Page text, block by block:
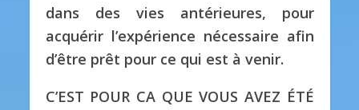
dans des vies antérieures, pour
acquérir l’expérience nécessaire afin
d’être prêt pour ce qui est à venir.
C’EST POUR CA QUE VOUS AVEZ ÉTÉ